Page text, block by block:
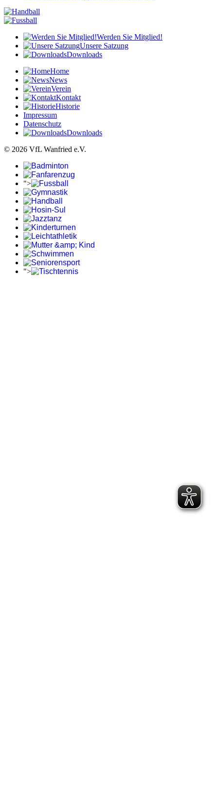
Werden Sie Mitglied!
Unsere Satzung
Downloads
Home
News
Verein
Kontakt
Historie
Impressum
Datenschutz
Downloads
© 2026 VfL Wanfried e.V.
">
">